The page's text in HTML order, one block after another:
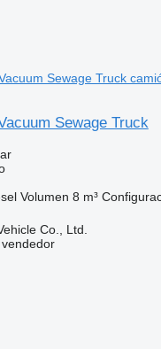
Sewage Truck
Volumen 8 m³
Co., Ltd.